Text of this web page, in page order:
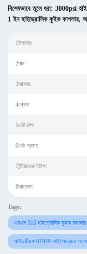
বিশেষভাবে তুলে ধরা: 3000psi
1 ইন হাইড্রোলিক কুইক কাপলার,
1উপাদান:
2নাম:
3আকার:
4থ্রেড:
5রেট চাপ:
6রেট প্রবাহ:
7ইন্টারচেঞ্জ টাইপ:
8আবেদন:
Tags:
এসএস 316 হাইড্রোলিক কুইক কাপলার
আইএটিএফ 01949 আইসো দ্রুত